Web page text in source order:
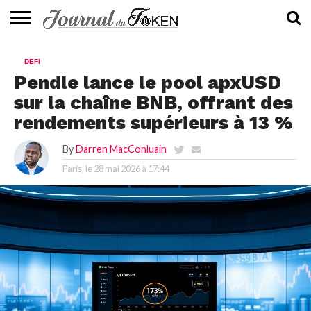
📰
EVALUATION
GUIDE
TENDANCES
À
CONTACTEZ-
DEFI
Pendle lance le pool apxUSD
sur la chaîne BNB, offrant des
rendements supérieurs à 13 %
By Darren MacConluain
Paris, le 28 mai 2026 à 17:44